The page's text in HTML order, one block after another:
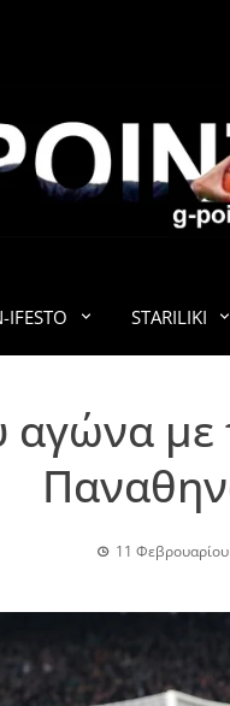
IFESTO STARILIKI
11